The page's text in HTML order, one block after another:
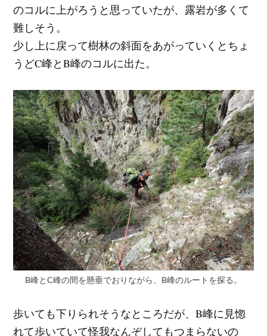
のコルに上がろうと思っていたが、露岩が多くて
難しそう。
少し上に戻って樹林の斜面をあがっていくとちょ
うどC峰とB峰のコルに出た。
B峰とC峰の間を懸垂でおりながら、B峰のルートを探る。
歩いても下りられそうなところだが、B峰に見惚
れて歩いていて怪我なんぞしてもつまらないの